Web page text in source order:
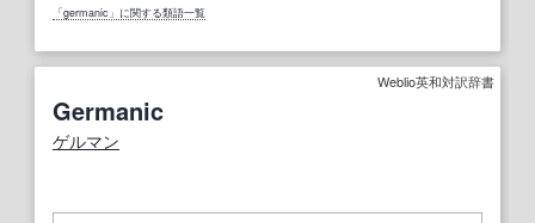
「germanic」に関する類語一覧
Weblio英和対訳辞書
Germanic
ゲルマン